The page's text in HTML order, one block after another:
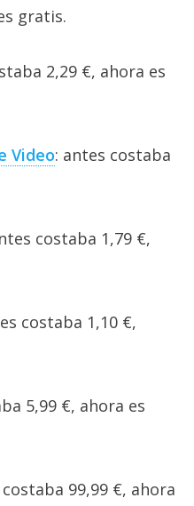
gratis.
2,29 €, ahora es
Video: antes costaba
costaba 1,79 €,
costaba 1,10 €,
5,99 €, ahora es
99,99 €, ahora